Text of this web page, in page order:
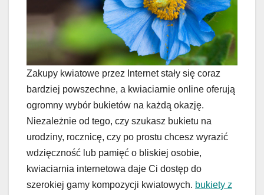
Zakupy kwiatowe przez Internet stały się coraz
bardziej powszechne, a kwiaciarnie online oferują
ogromny wybór bukietów na każdą okazję.
Niezależnie od tego, czy szukasz bukietu na
urodziny, rocznicę, czy po prostu chcesz wyrazić
wdzięczność lub pamięć o bliskiej osobie,
kwiaciarnia internetowa daje Ci dostęp do
szerokiej gamy kompozycji kwiatowych. bukiety z